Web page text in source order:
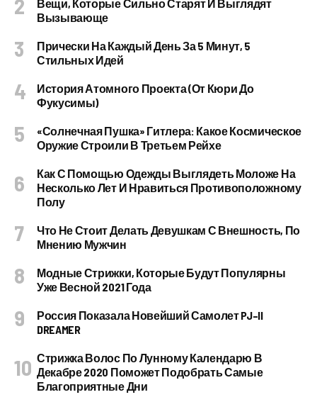
Вещи, Которые Сильно Старят И Выглядят
Вызывающе
Прически На Каждый День За 5 Минут, 5
Стильных Идей
История Атомного Проекта (от Кюри До
Фукусимы)
«Солнечная Пушка» Гитлера: Какое Космическое
Оружие Строили В Третьем Рейхе
Как С Помощью Одежды Выглядеть Моложе На
Несколько Лет И Нравиться Противоположному
Полу
Что Не Стоит Делать Девушкам С Внешность, По
Мнению Мужчин
Модные Стрижки, Которые Будут Популярны
Уже Весной 2021 Года
Россия Показала Новейший Самолет PJ–II
DREAMER
Стрижка Волос По Лунному Календарю В
Декабре 2020 Поможет Подобрать Самые
Благоприятные Дни